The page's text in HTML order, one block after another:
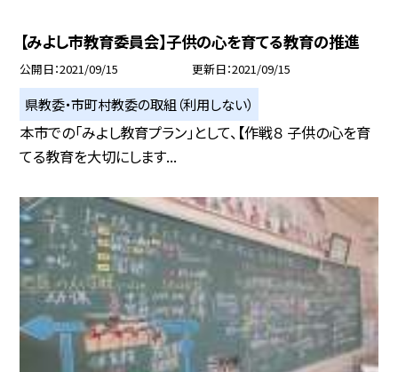
【みよし市教育委員会】子供の心を育てる教育の推進
公開日 2021/09/15 更新日 2021/09/15
県教委・市町村教委の取組（利用しない）
本市での「みよし教育プラン」として、【作戦８ 子供の心を育
てる教育を大切にします...